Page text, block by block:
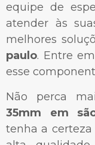
equipe de
atender às
melhores
paulo. Entre
esse
Não perca
35mm em
tenha a